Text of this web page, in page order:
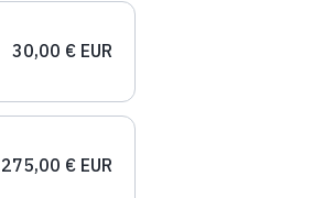
30,00 € EUR
275,00 € EUR